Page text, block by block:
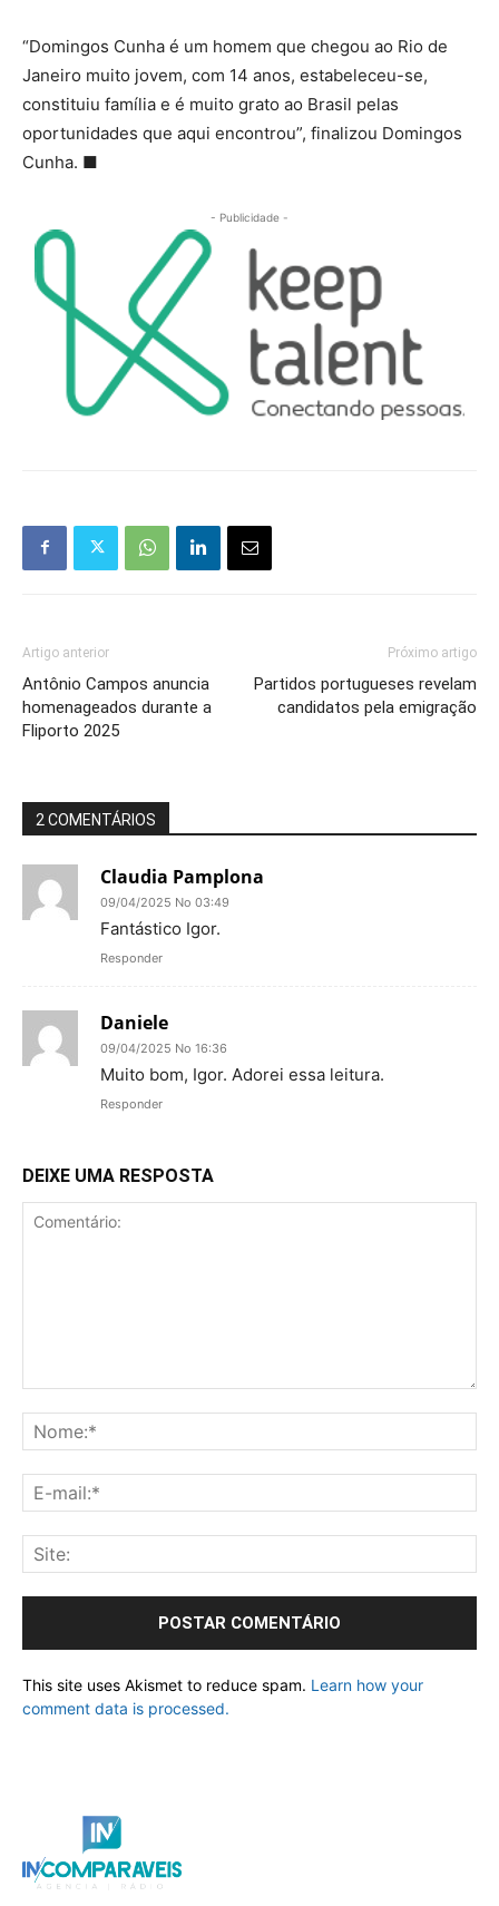
“Domingos Cunha é um homem que chegou ao Rio de
Janeiro muito jovem, com 14 anos, estabeleceu-se,
constituiu família e é muito grato ao Brasil pelas
oportunidades que aqui encontrou”, finalizou Domingos
Cunha. ■
- Publicidade -
Artigo anterior
Antônio Campos anuncia
homenageados durante a
Fliporto 2025
Próximo artigo
Partidos portugueses revelam
candidatos pela emigração
2 COMENTÁRIOS
Claudia Pamplona
09/04/2025 No 03:49
Fantástico Igor.
Responder
Daniele
09/04/2025 No 16:36
Muito bom, Igor. Adorei essa leitura.
Responder
DEIXE UMA RESPOSTA
This site uses Akismet to reduce spam. Learn how your
comment data is processed.